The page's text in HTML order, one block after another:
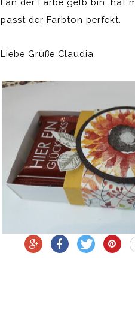
Fan der Farbe gelb bin, hat
passt der Farbton perfekt.
Liebe Grüße Claudia